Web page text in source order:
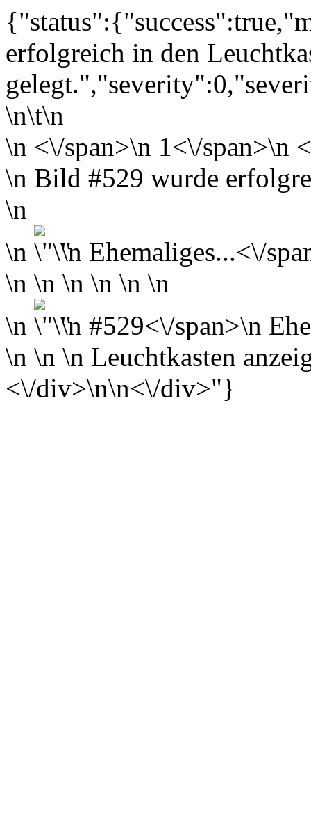
erfolgreich in den
\n\t\n
\n <\/span>\n 1<\/span>\n
\n Bild #529 wurde
\n
\n
\n Ehemaliges...<\/
\n \n \n \n \n \n
\n
\n #529<\/span>\n
\n \n \n Leuchtkasten
<\/div>\n\n<\/div>"}